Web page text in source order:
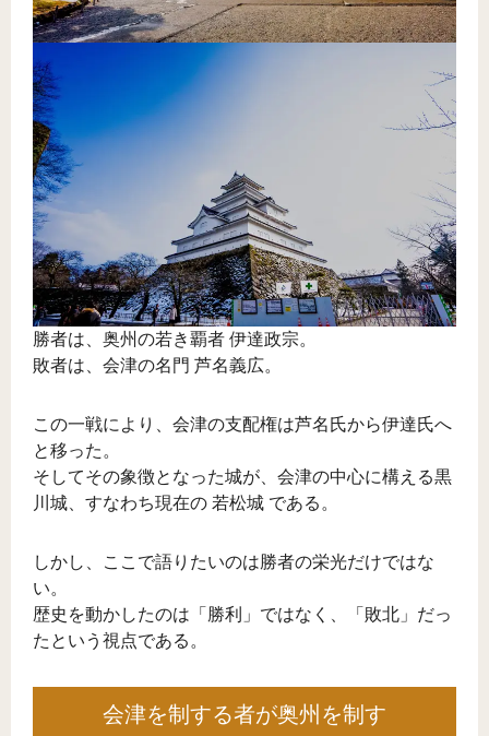
勝者は、奥州の若き覇者 伊達政宗。
敗者は、会津の名門 芦名義広。
この一戦により、会津の支配権は芦名氏から伊達氏へ
と移った。
そしてその象徴となった城が、会津の中心に構える黒
川城、すなわち現在の 若松城 である。
しかし、ここで語りたいのは勝者の栄光だけではな
い。
歴史を動かしたのは「勝利」ではなく、「敗北」だっ
たという視点である。
会津を制する者が奥州を制す